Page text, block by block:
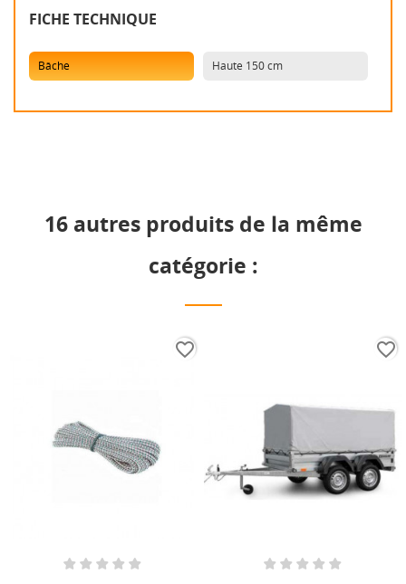
FICHE TECHNIQUE
Bâche Haute 150 cm
16 autres produits de la même
catégorie :
favorite_border favorite_border